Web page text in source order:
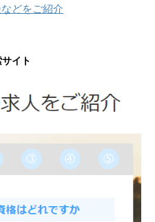
どをご紹介
イト